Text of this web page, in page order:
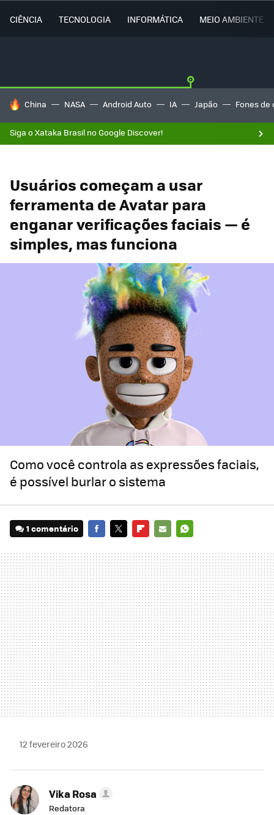
CIÊNCIA TECNOLOGIA INFORMÁTICA MEIO AMBIENTE
TENDÊNCIAS DO DIA
China NASA Android Auto IA Japão Fones de
Siga o Xataka Brasil no Google Discover!
Usuários começam a usar
ferramenta de Avatar para
enganar verificações faciais — é
simples, mas funciona
Como você controla as expressões faciais,
é possível burlar o sistema
1 comentário
MAIL
12 fevereiro 2026
Vika Rosa
Redatora